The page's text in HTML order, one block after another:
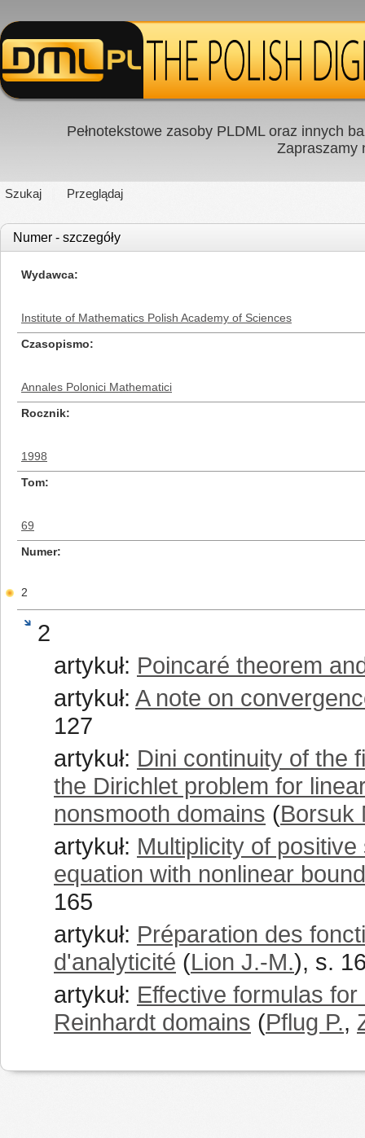
Pełnotekstowe zasoby PLDML oraz innych
Zapraszamy
Szukaj Przeglądaj
Numer - szczegóły
Wydawca
Institute of Mathematics Polish Academy of Sciences
Czasopismo
Annales Polonici Mathematici
Rocznik
1998
Tom
69
Numer
2
2
artykuł: Poincaré theorem
artykuł: A note on
127
artykuł: Dini continuity of the
the Dirichlet problem for
nonsmooth domains (Borsuk
artykuł: Multiplicity of
equation with nonlinear
165
artykuł: Préparation des
d'analyticité (Lion J.-M.), s.
artykuł: Effective formulas
Reinhardt domains (Pflug P.,